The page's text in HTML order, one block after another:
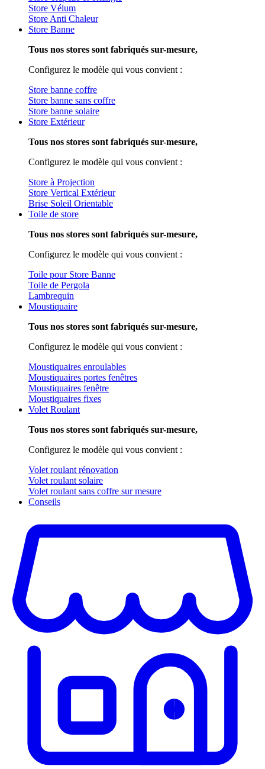
Store Vélum
Store Anti Chaleur
Store Banne
Tous nos stores sont fabriqués sur-mesure,
Configurez le modèle qui vous convient :
Store banne coffre
Store banne sans coffre
Store banne solaire
Store Extérieur
Tous nos stores sont fabriqués sur-mesure,
Configurez le modèle qui vous convient :
Store à Projection
Store Vertical Extérieur
Brise Soleil Orientable
Toile de store
Tous nos stores sont fabriqués sur-mesure,
Configurez le modèle qui vous convient :
Toile pour Store Banne
Toile de Pergola
Lambrequin
Moustiquaire
Tous nos stores sont fabriqués sur-mesure,
Configurez le modèle qui vous convient :
Moustiquaires enroulables
Moustiquaires portes fenêtres
Moustiquaires fenêtre
Moustiquaires fixes
Volet Roulant
Tous nos stores sont fabriqués sur-mesure,
Configurez le modèle qui vous convient :
Volet roulant rénovation
Volet roulant solaire
Volet roulant sans coffre sur mesure
Conseils